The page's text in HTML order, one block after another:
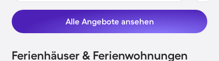
Alle Angebote ansehen
Ferienhäuser & Ferienwohnungen